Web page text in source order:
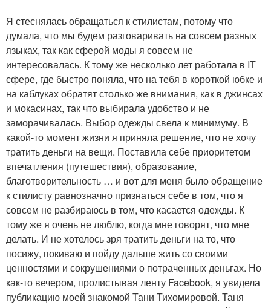
Я стеснялась обращаться к стилистам, потому что
думала, что мы будем разговаривать на совсем разных
языках, так как сферой моды я совсем не
интересовалась. К тому же несколько лет работала в IT
сфере, где быстро поняла, что на тебя в короткой юбке и
на каблуках обратят столько же внимания, как в джинсах
и мокасинах, так что выбирала удобство и не
заморачивалась. Выбор одежды свела к минимуму. В
какой-то момент жизни я приняла решение, что не хочу
тратить деньги на вещи. Поставила себе приоритетом
впечатления (путешествия), образование,
благотворительность … и вот для меня было обращение
к стилисту равнозначно признаться себе в том, что я
совсем не разбираюсь в том, что касается одежды. К
тому же я очень не люблю, когда мне говорят, что мне
делать. И не хотелось зря тратить деньги на то, что
посижу, покиваю и пойду дальше жить со своими
ценностями и сокрушениями о потраченных деньгах. Но
как-то вечером, пролистывая ленту Facebook, я увидела
публикацию моей знакомой Тани Тихомировой. Таня